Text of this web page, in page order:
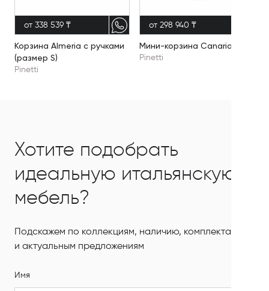
от 338 539 ₸
Корзина Almeria с ручками
(размер S)
Pinetti
от 298 940 ₸
Мини-корзина Canaria
Pinetti
Хотите подобрать
идеальную итальянскую
мебель?
Подскажем по коллекциям, наличию, комплектации
и актуальным предложениям
Имя